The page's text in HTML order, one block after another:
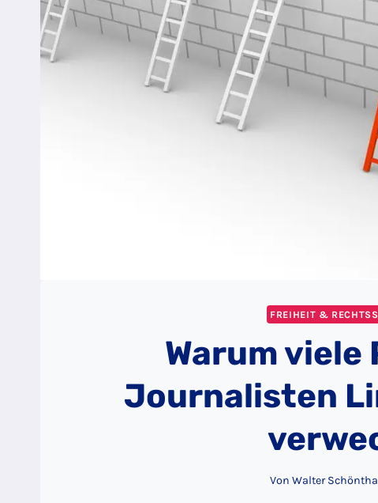
FREIHEIT &
Warum
Journalisten
Von Walter